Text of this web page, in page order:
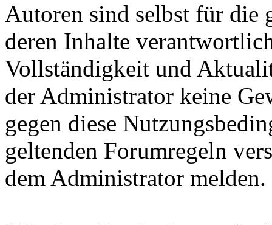
Autoren sind selbst für die
deren Inhalte
Vollständigkeit und
der Administrator keine
gegen diese
geltenden Forumregeln
dem Administrator melden.